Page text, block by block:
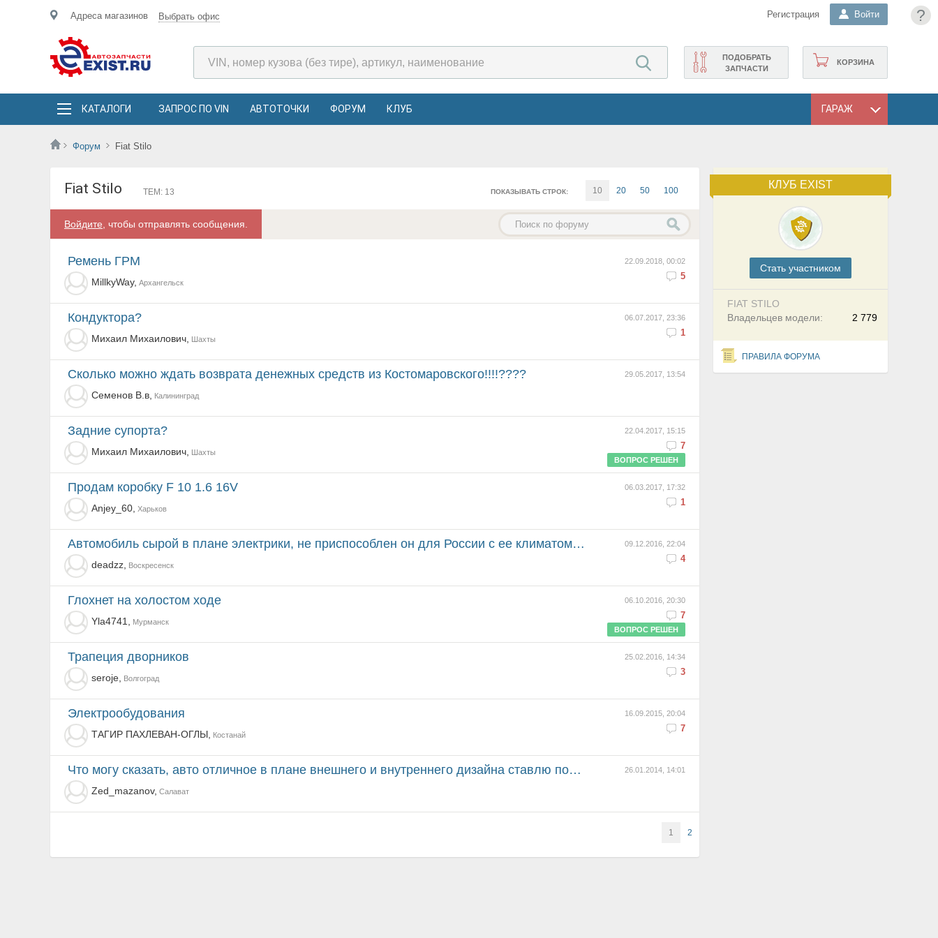
?
Адреса магазинов Выбрать офис Регистрация Войти
КОРЗИНА
ПОДОБРАТЬ
ЗАПЧАСТИ
КАТАЛОГИ ЗАПРОС ПО VIN АВТОТОЧКИ ФОРУМ КЛУБ ГАРАЖ
Форум Fiat Stilo
КЛУБ EXIST
Cтать участником
FIAT STILO
2 779
Владельцев модели:
ПРАВИЛА ФОРУМА
Fiat Stilo ПОКАЗЫВАТЬ СТРОК: 10 20 50 100
ТЕМ: 13
Войдите , чтобы отправлять сообщения.
22.09.2018, 00:02
5
Ремень ГРМ
MillkyWay, Архангельск
06.07.2017, 23:36
1
Кондуктора?
Михаил Михаилович, Шахты
29.05.2017, 13:54
Сколько можно ждать возврата денежных средств из Костомаровского!!!!????
Семенов В.в, Калининград
22.04.2017, 15:15
7
Задние супорта?
Михаил Михаилович,
Шахты
ВОПРОС РЕШЕН
06.03.2017, 17:32
1
Продам коробку F 10 1.6 16V
Anjey_60, Харьков
09.12.2016, 22:04
4
Автомобиль сырой в плане электрики, не приспособлен он для России с ее климатом, всевозможные окислы...
deadzz, Воскресенск
06.10.2016, 20:30
7
Глохнет на холостом ходе
Yla4741,
Мурманск
ВОПРОС РЕШЕН
25.02.2016, 14:34
3
трапеция дворников
seroje, Волгоград
16.09.2015, 20:04
7
электрообудования
ТАГИР ПАХЛЕВАН-ОГЛЫ, Костанай
26.01.2014, 14:01
Что могу сказать, авто отличное в плане внешнего и внутреннего дизайна ставлю полноценную 5. По меха...
Zed_mazanov, Салават
1 2